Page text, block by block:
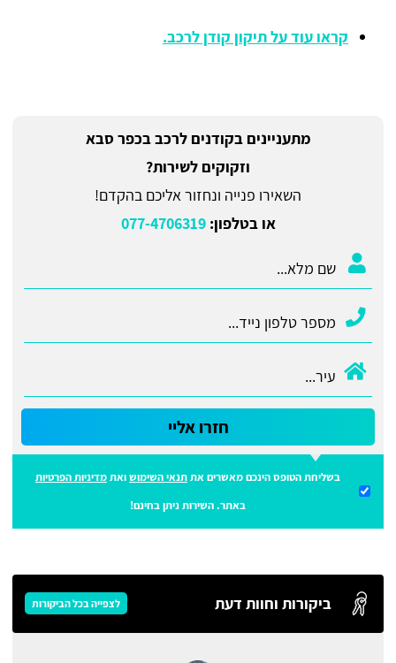
קראו עוד על תיקון קודן לרכב.
מתעניינים בקודנים לרכב בכפר סבא
וזקוקים לשירות?
השאירו פנייה ונחזור אליכם בהקדם!
או בטלפון:077-4706319
חזרו אליי
בשליחת הטופס הינכם מאשרים אתתנאי השימושואתמדיניות הפרטיות
באתר. השירות ניתן בחינם!
ביקורות וחוות דעת לצפייה בכל הביקורות